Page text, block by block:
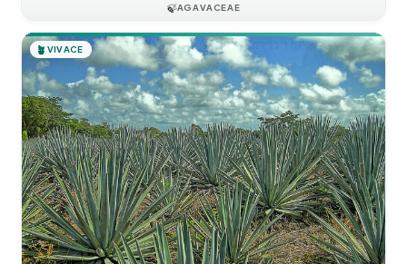
🍃AGAVACEAE
🪴 VIVACE